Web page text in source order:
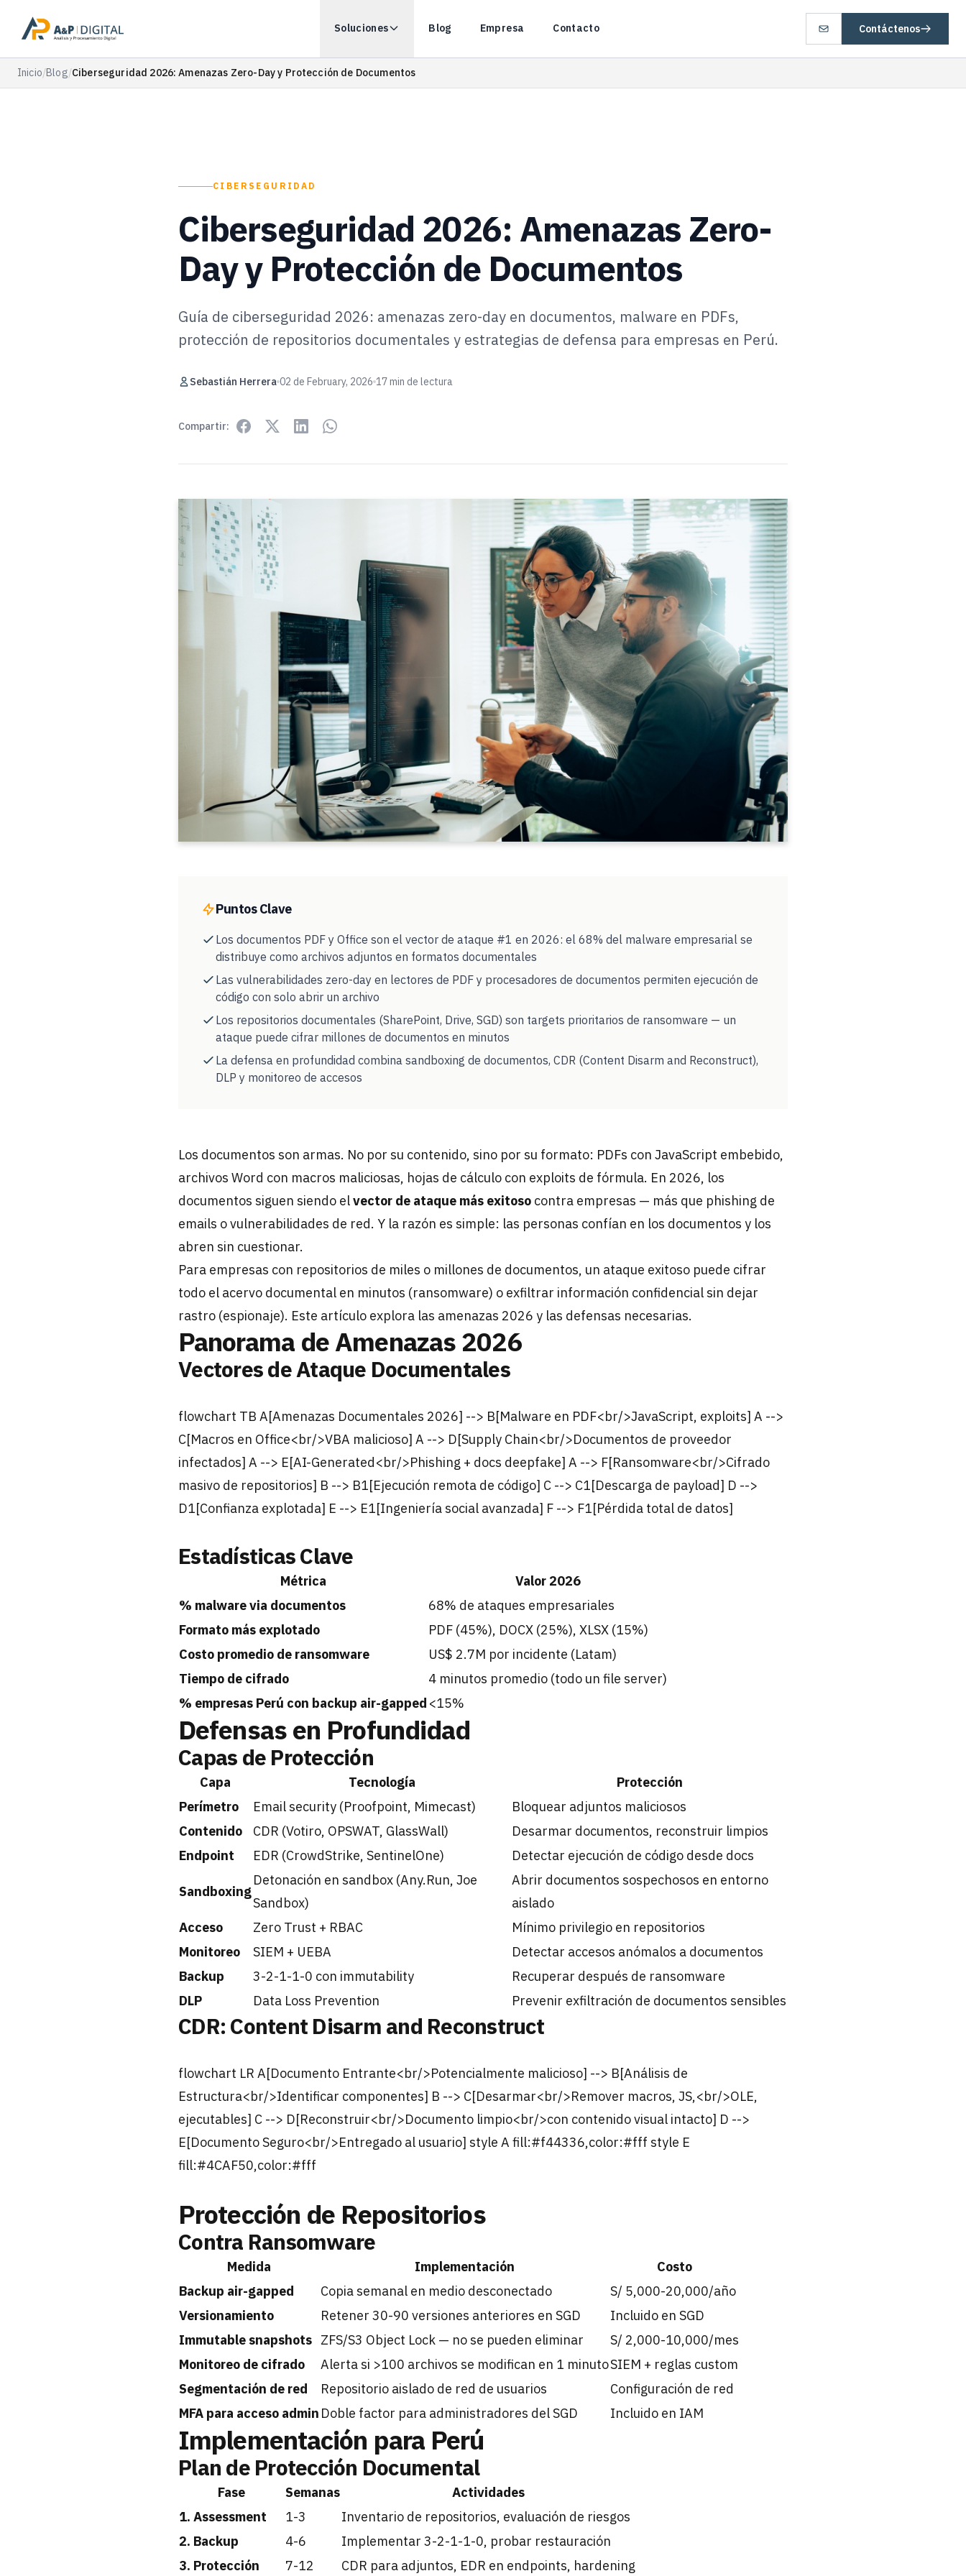
Soluciones Blog Empresa Contacto Contáctenos
Inicio/Blog/Ciberseguridad 2026: Amenazas Zero-Day y Protección de Documentos
CIBERSEGURIDAD
Ciberseguridad 2026: Amenazas Zero-
Day y Protección de Documentos
Guía de ciberseguridad 2026: amenazas zero-day en documentos, malware en PDFs,
protección de repositorios documentales y estrategias de defensa para empresas en Perú.
Sebastián Herrera 02 de February, 2026 17 min de lectura
Compartir:
Puntos Clave
Los documentos PDF y Office son el vector de ataque #1 en 2026: el 68% del malware empresarial se
distribuye como archivos adjuntos en formatos documentales
Las vulnerabilidades zero-day en lectores de PDF y procesadores de documentos permiten ejecución de
código con solo abrir un archivo
Los repositorios documentales (SharePoint, Drive, SGD) son targets prioritarios de ransomware — un
ataque puede cifrar millones de documentos en minutos
La defensa en profundidad combina sandboxing de documentos, CDR (Content Disarm and Reconstruct),
DLP y monitoreo de accesos
Los documentos son armas. No por su contenido, sino por su formato: PDFs con JavaScript embebido,
archivos Word con macros maliciosas, hojas de cálculo con exploits de fórmula. En 2026, los
documentos siguen siendo elvector de ataque más exitoso contra empresas — más que phishing de
emails o vulnerabilidades de red. Y la razón es simple: las personas confían en los documentos y los
abren sin cuestionar.
Para empresas con repositorios de miles o millones de documentos, un ataque exitoso puede cifrar
todo el acervo documental en minutos (ransomware) o exfiltrar información confidencial sin dejar
rastro (espionaje). Este artículo explora las amenazas 2026 y las defensas necesarias.
Panorama de Amenazas 2026
Vectores de Ataque Documentales
flowchart TB A[Amenazas Documentales 2026] --> B[Malware en PDF<br/>JavaScript, exploits] A -->
C[Macros en Office<br/>VBA malicioso] A --> D[Supply Chain<br/>Documentos de proveedor
infectados] A --> E[AI-Generated<br/>Phishing + docs deepfake] A --> F[Ransomware<br/>Cifrado
masivo de repositorios] B --> B1[Ejecución remota de código] C --> C1[Descarga de payload] D -->
D1[Confianza explotada] E --> E1[Ingeniería social avanzada] F --> F1[Pérdida total de datos]
Estadísticas Clave
Métrica
Valor 2026
% malware via documentos
68% de ataques empresariales
Formato más explotado
PDF (45%), DOCX (25%), XLSX (15%)
Costo promedio de ransomware
US$ 2.7M por incidente (Latam)
Tiempo de cifrado
4 minutos promedio (todo un file server)
% empresas Perú con backup air-gapped <15%
Defensas en Profundidad
Capas de Protección
Capa Tecnología
Protección
Perímetro
Email security (Proofpoint, Mimecast)
Bloquear adjuntos maliciosos
Contenido
CDR (Votiro, OPSWAT, GlassWall)
Desarmar documentos, reconstruir limpios
Endpoint
EDR (CrowdStrike, SentinelOne) Detectar ejecución de código desde docs
Sandboxing
Detonación en sandbox (Any.Run, Joe
Sandbox)
Abrir documentos sospechosos en entorno
aislado
Acceso
Zero Trust + RBAC
Mínimo privilegio en repositorios
Monitoreo
SIEM + UEBA
Detectar accesos anómalos a documentos
Backup
3-2-1-1-0 con immutability
Recuperar después de ransomware
DLP
Data Loss Prevention Prevenir exfiltración de documentos sensibles
CDR: Content Disarm and Reconstruct
flowchart LR A[Documento Entrante<br/>Potencialmente malicioso] --> B[Análisis de
Estructura<br/>Identificar componentes] B --> C[Desarmar<br/>Remover macros, JS,<br/>OLE,
ejecutables] C --> D[Reconstruir<br/>Documento limpio<br/>con contenido visual intacto] D -->
E[Documento Seguro<br/>Entregado al usuario] style A fill:#f44336,color:#fff style E
fill:#4CAF50,color:#fff
Protección de Repositorios
Contra Ransomware
Medida Implementación
Costo
Backup air-gapped
Copia semanal en medio desconectado
S/ 5,000-20,000/año
Versionamiento
Retener 30-90 versiones anteriores en SGD
Incluido en SGD
Immutable snapshots ZFS/S3 Object Lock — no se pueden eliminar
S/ 2,000-10,000/mes
Monitoreo de cifrado
Alerta si >100 archivos se modifican en 1 minutoSIEM + reglas custom
Segmentación de red
Repositorio aislado de red de usuarios
Configuración de red
MFA para acceso admin Doble factor para administradores del SGD Incluido en IAM
Implementación para Perú
Plan de Protección Documental
Fase Semanas
Actividades
1. Assessment
1-3
Inventario de repositorios, evaluación de riesgos
2. Backup
4-6
Implementar 3-2-1-1-0, probar restauración
3. Protección
7-12 CDR para adjuntos, EDR en endpoints, hardening